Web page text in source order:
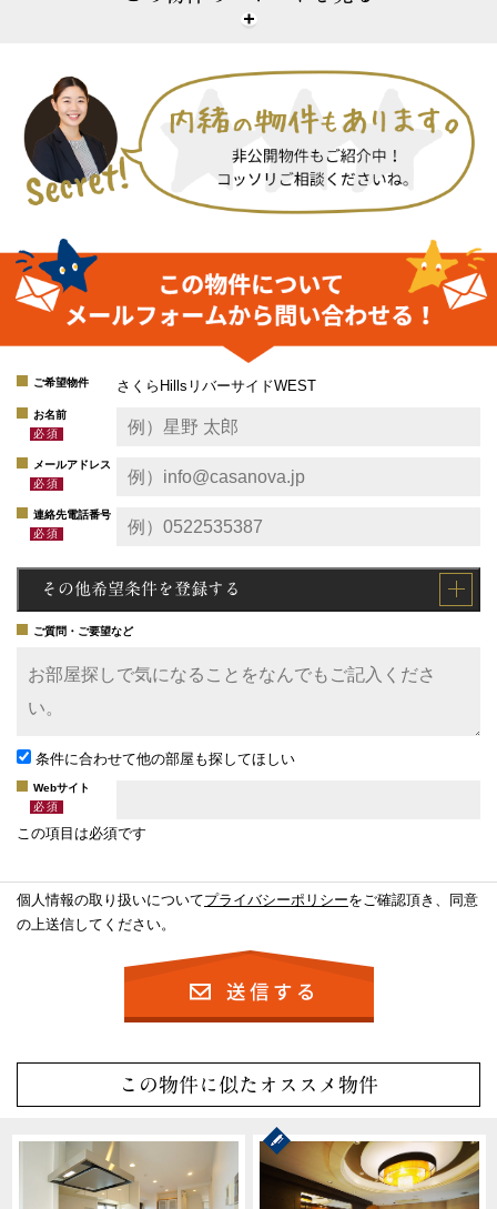
ご希望物件 さくらHillsリバーサイドWEST
お名前
メールアドレス
連絡先電話番号
その他希望条件を登録する
ご質問・ご要望など
条件に合わせて他の部屋も探してほしい
Webサイト
この項目は必須です
個人情報の取り扱いについてプライバシーポリシーをご確認頂き、同意
の上送信してください。
この物件に似たオススメ物件